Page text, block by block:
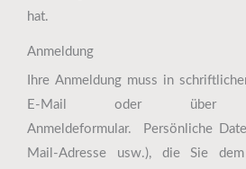
hat.
Anmeldung
Ihre Anmeldung muss in
E-Mail oder über
Anmeldeformular. Persönliche
Mail-Adresse usw.), die Sie